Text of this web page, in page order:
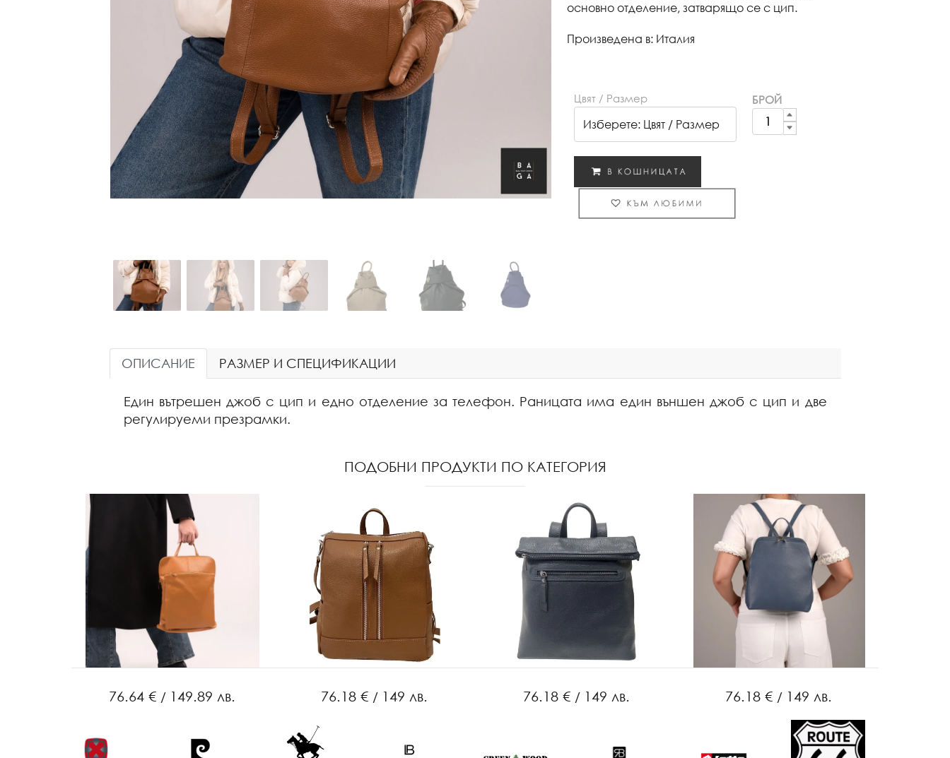
основно отделение, затварящо се с цип.
Произведена в: Италия
Цвят / Размер БРОЙ
ОПИСАНИЕ РАЗМЕР И СПЕЦИФИКАЦИИ
Един вътрешен джоб с цип и едно отделение за телефон. Раницата има един външен джоб с цип и две
регулируеми презрамки.
ПОДОБНИ ПРОДУКТИ ПО КАТЕГОРИЯ
76.64 € / 149.89 лв. 76.18 € / 149 лв. 76.18 € / 149 лв. 76.18 € / 149 лв.